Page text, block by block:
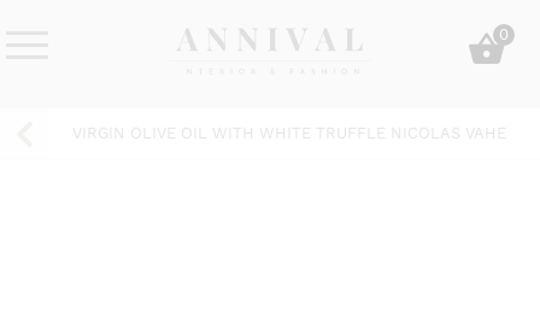
&
0
VIRGIN OLIVE OIL WITH WHITE TRUFFLE NICOLAS VAHE